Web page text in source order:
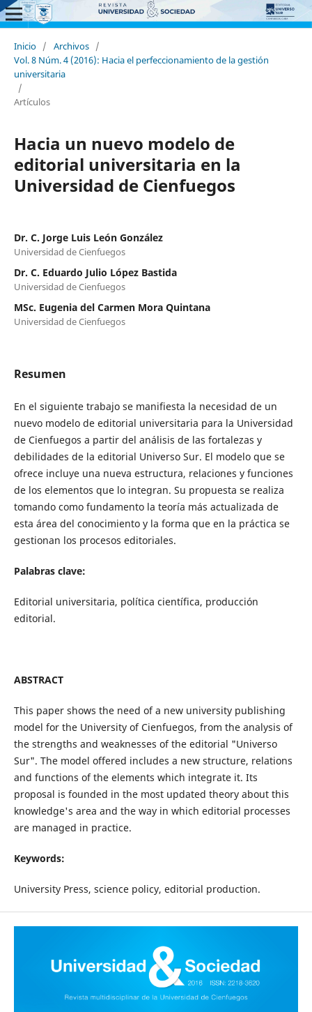
Inicio / Archivos /
Vol. 8 Núm. 4 (2016): Hacia el perfeccionamiento de la gestión
universitaria
/
Artículos
Hacia un nuevo modelo de
editorial universitaria en la
Universidad de Cienfuegos
Dr. C. Jorge Luis León González
Universidad de Cienfuegos
Dr. C. Eduardo Julio López Bastida
Universidad de Cienfuegos
MSc. Eugenia del Carmen Mora Quintana
Universidad de Cienfuegos
Resumen
En el siguiente trabajo se manifiesta la necesidad de un
nuevo modelo de editorial universitaria para la Universidad
de Cienfuegos a partir del análisis de las fortalezas y
debilidades de la editorial Universo Sur. El modelo que se
ofrece incluye una nueva estructura, relaciones y funciones
de los elementos que lo integran. Su propuesta se realiza
tomando como fundamento la teoría más actualizada de
esta área del conocimiento y la forma que en la práctica se
gestionan los procesos editoriales.
Palabras clave:
Editorial universitaria, política científica, producción
editorial.
ABSTRACT
This paper shows the need of a new university publishing
model for the University of Cienfuegos, from the analysis of
the strengths and weaknesses of the editorial "Universo
Sur". The model offered includes a new structure, relations
and functions of the elements which integrate it. Its
proposal is founded in the most updated theory about this
knowledge's area and the way in which editorial processes
are managed in practice.
Keywords:
University Press, science policy, editorial production.